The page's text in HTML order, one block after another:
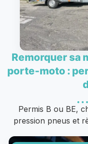
Remorquer sa
porte-moto :
Permis B ou BE,
pression pneus et